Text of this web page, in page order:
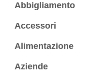
Abbigliamento
Accessori
Alimentazione
Aziende